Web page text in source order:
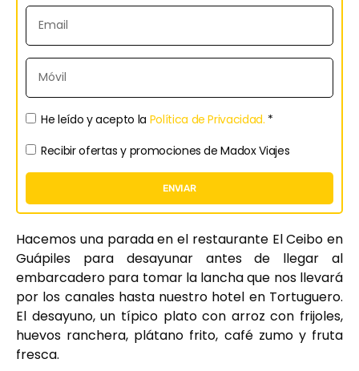
He leído y acepto la Política de Privacidad. *
Recibir ofertas y promociones de Madox Viajes
ENVIAR
Hacemos una parada en el restaurante El Ceibo en
Guápiles para desayunar antes de llegar al
embarcadero para tomar la lancha que nos llevará
por los canales hasta nuestro hotel en Tortuguero.
El desayuno, un típico plato con arroz con frijoles,
huevos ranchera, plátano frito, café zumo y fruta
fresca.